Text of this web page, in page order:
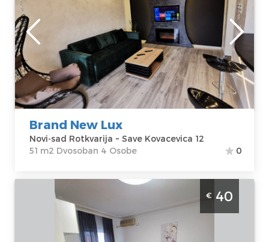
Novi-sad
Lokacija:
sad Rotkvarija
Adresa: Save
Kovacevica 12
Cena60 €
Gosti:4
Kvadratura :51
m2
Struktura :
Dvosoban
Brand New Lux
Novi-sad Rotkvarija ~ Save Kovacevica 12
51 m2 Dvosoban 4 Osobe
0
Studio Apartman Bane 102 Novi Sad
Rotkvarija se nalazi u centru Novog Sada,
smešten je na prvom spratu zgrade sa više
smeštajnih jedinica
€ 40